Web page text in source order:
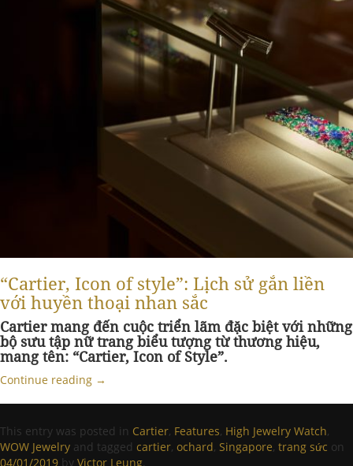
“Cartier, Icon of style”: Lịch sử gắn liền
với huyền thoại nhan sắc
Cartier mang đến cuộc triển lãm đặc biệt với những
bộ sưu tập nữ trang biểu tượng từ thương hiệu,
mang tên: “Cartier, Icon of Style”.
Continue reading →
This entry was posted in Cartier, Features, High Jewelry Watch,
WOW Jewelry and tagged cartier, ochard, Singapore, trang sức on
04/01/2019 by Victor Leung.